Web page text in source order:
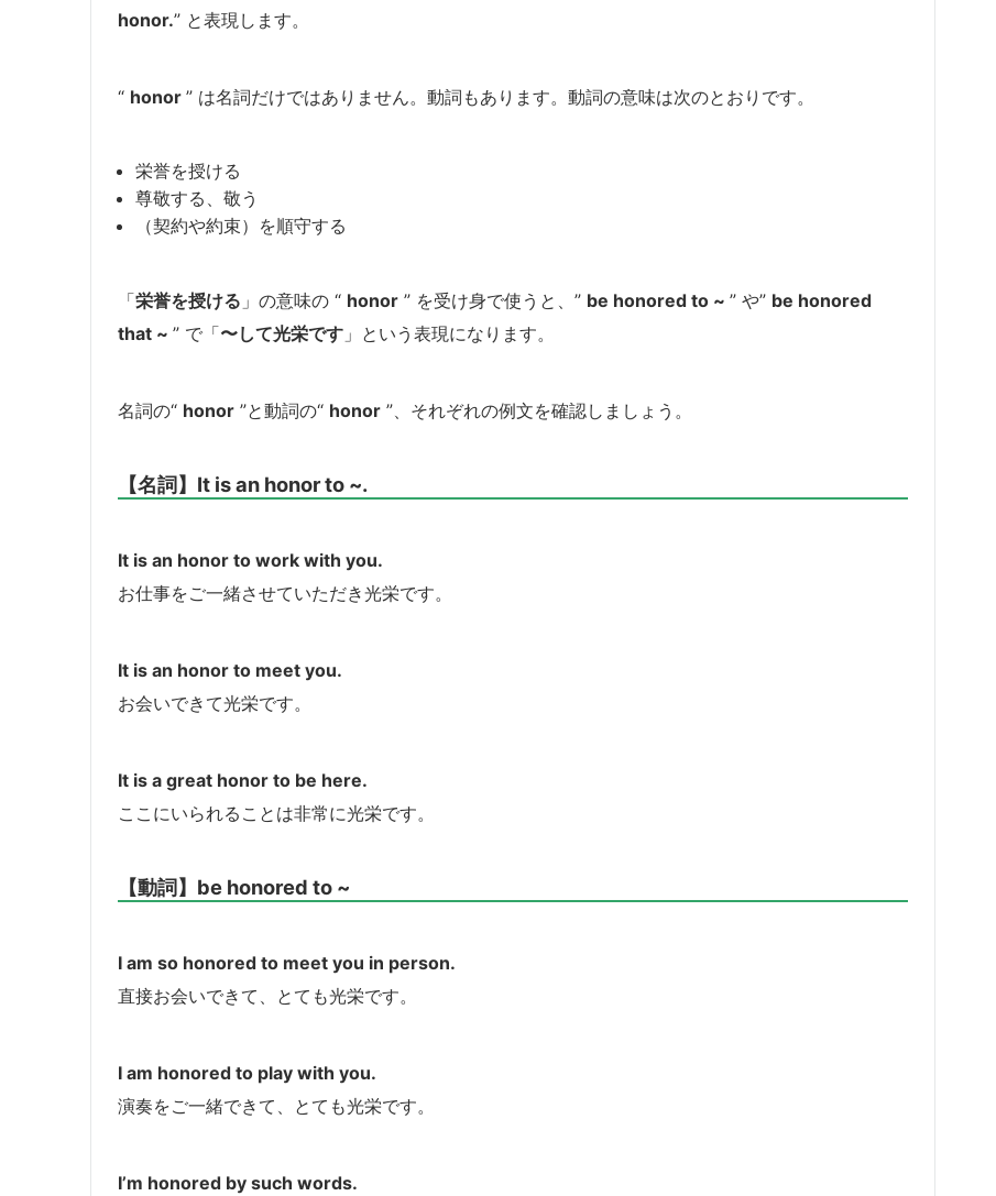
honor.” と表現します。
“ honor ” は名詞だけではありません。動詞もあります。動詞の意味は次のとおりです。
栄誉を授ける
尊敬する、敬う
（契約や約束）を順守する
「栄誉を授ける 」の意味の “ honor ” を受け身で使うと、” be honored to ~ ” や” be honored
that ~ ” で「〜して光栄です 」という表現になります。
名詞の“ honor ”と動詞の“ honor ”、それぞれの例文を確認しましょう。
【名詞】It is an honor to ~.
It is an honor to work with you.
お仕事をご一緒させていただき光栄です。
It is an honor to meet you.
お会いできて光栄です。
It is a great honor to be here.
ここにいられることは非常に光栄です。
【動詞】be honored to ~
I am so honored to meet you in person.
直接お会いできて、とても光栄です。
I am honored to play with you.
演奏をご一緒できて、とても光栄です。
I’m honored by such words.